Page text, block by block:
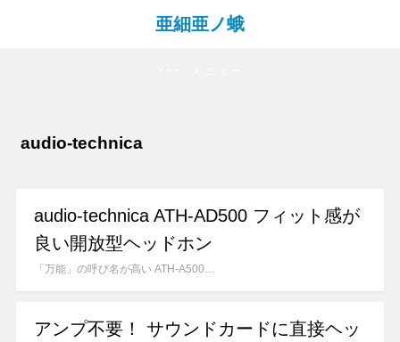
亜細亜ノ蛾
audio-technica
audio-technica ATH-AD500 フィット感が
良い開放型ヘッドホン
「万能」の呼び名が高い ATH-A500…
アンプ不要！ サウンドカードに直接ヘッ